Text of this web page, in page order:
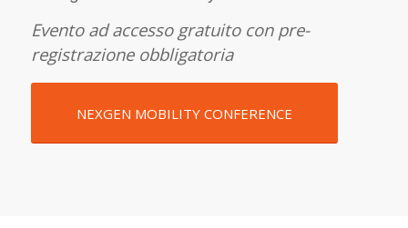
Evento ad accesso gratuito con pre-
registrazione obbligatoria
NEXGEN MOBILITY CONFERENCE